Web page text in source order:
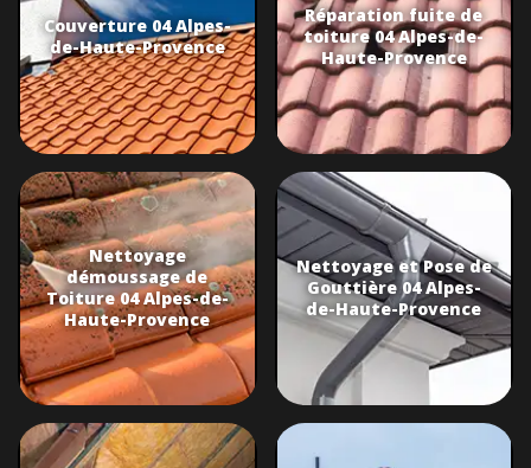
Couverture 04 Alpes-
de-Haute-Provence
Réparation fuite de
toiture 04 Alpes-de-
Haute-Provence
Nettoyage
démoussage de
Toiture 04 Alpes-de-
Haute-Provence
Nettoyage et Pose de
Gouttière 04 Alpes-
de-Haute-Provence